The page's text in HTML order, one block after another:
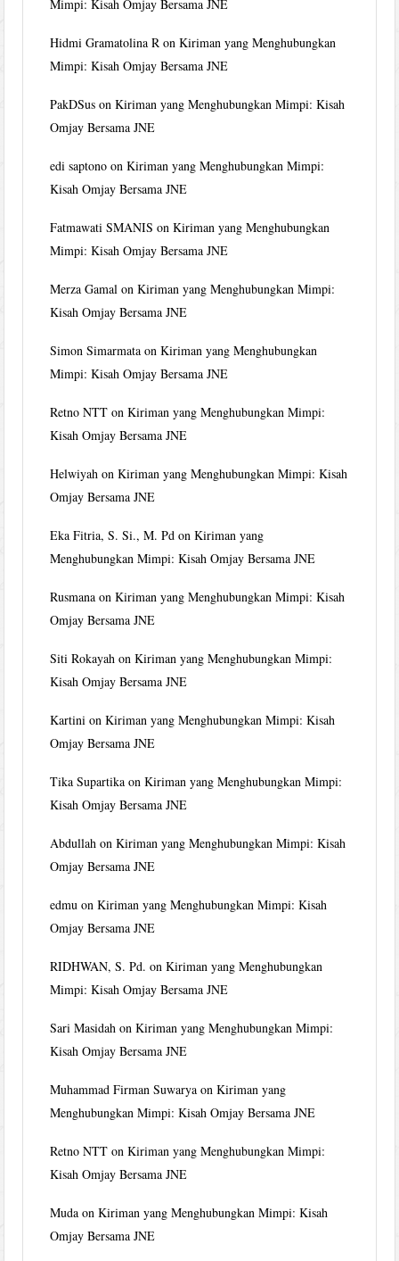
Mimpi: Kisah Omjay Bersama JNE
Hidmi Gramatolina R onKiriman yang Menghubungkan
Mimpi: Kisah Omjay Bersama JNE
PakDSus onKiriman yang Menghubungkan Mimpi: Kisah
Omjay Bersama JNE
edi saptono onKiriman yang Menghubungkan Mimpi:
Kisah Omjay Bersama JNE
Fatmawati SMANIS onKiriman yang Menghubungkan
Mimpi: Kisah Omjay Bersama JNE
Merza Gamal onKiriman yang Menghubungkan Mimpi:
Kisah Omjay Bersama JNE
Simon Simarmata onKiriman yang Menghubungkan
Mimpi: Kisah Omjay Bersama JNE
Retno NTT onKiriman yang Menghubungkan Mimpi:
Kisah Omjay Bersama JNE
Helwiyah onKiriman yang Menghubungkan Mimpi: Kisah
Omjay Bersama JNE
Eka Fitria, S. Si., M. Pd onKiriman yang
Menghubungkan Mimpi: Kisah Omjay Bersama JNE
Rusmana onKiriman yang Menghubungkan Mimpi: Kisah
Omjay Bersama JNE
Siti Rokayah onKiriman yang Menghubungkan Mimpi:
Kisah Omjay Bersama JNE
Kartini onKiriman yang Menghubungkan Mimpi: Kisah
Omjay Bersama JNE
Tika Supartika onKiriman yang Menghubungkan Mimpi:
Kisah Omjay Bersama JNE
Abdullah onKiriman yang Menghubungkan Mimpi: Kisah
Omjay Bersama JNE
edmu onKiriman yang Menghubungkan Mimpi: Kisah
Omjay Bersama JNE
RIDHWAN, S. Pd. onKiriman yang Menghubungkan
Mimpi: Kisah Omjay Bersama JNE
Sari Masidah onKiriman yang Menghubungkan Mimpi:
Kisah Omjay Bersama JNE
Muhammad Firman Suwarya onKiriman yang
Menghubungkan Mimpi: Kisah Omjay Bersama JNE
Retno NTT onKiriman yang Menghubungkan Mimpi:
Kisah Omjay Bersama JNE
Muda onKiriman yang Menghubungkan Mimpi: Kisah
Omjay Bersama JNE